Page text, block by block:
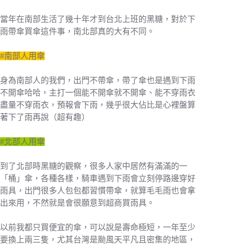
當年在南部生活了幾十年才到台北上班的黑糖，對於下
雨帶傘買傘這件事，南北部真的大有不同。
#南部人用傘
身為南部人的我們，出門不帶傘，帶了傘也是遇到下雨
不開傘哈哈，主打一個能不開傘就不開傘、能不穿雨衣
盡量不穿雨衣，預報會下雨，幾乎很大佔比是心裡盤算
著下了雨再說（超有趣）
#北部人用傘
到了北部時黑糖的觀察，很多人家中居然有滿滿的一
「桶」傘，各種各樣，騎車遇到下雨會立刻停路邊穿好
雨具，出門很多人包包都習慣帶傘，就算毛毛雨也會拿
出來用，不然就是會很願意到超商買雨具。
以前我都只買便宜的傘，可以說是壽命極短，一年至少
要換上兩三隻，尤其台灣是颱風天平凡且密集的地區，